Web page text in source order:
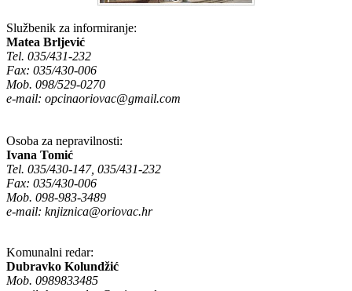
Službenik za informiranje:
Matea Brljević
Tel. 035/431-232
Fax: 035/430-006
Mob. 098/529-0270
e-mail: opcinaoriovac@gmail.com
Osoba za nepravilnosti:
Ivana Tomić
Tel. 035/430-147, 035/431-232
Fax: 035/430-006
Mob. 098-983-3489
e-mail: knjiznica@oriovac.hr
Komunalni redar:
Dubravko Kolundžić
Mob. 0989833485